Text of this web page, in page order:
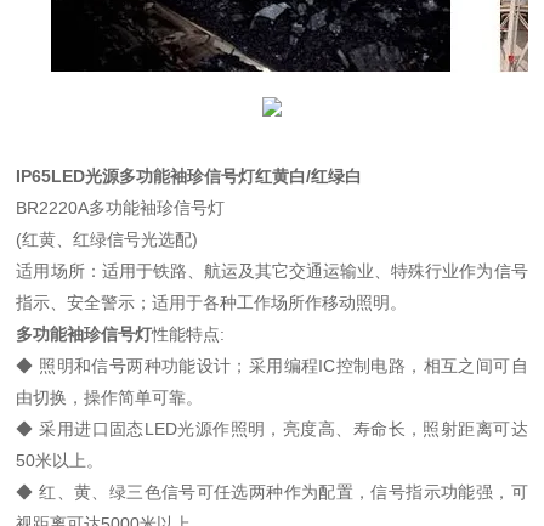
IP65LED光源多功能袖珍信号灯红黄白/红绿白
BR2220A多功能袖珍信号灯
(红黄、红绿信号光选配)
适用场所：适用于铁路、航运及其它交通运输业、特殊行业作为信号
指示、安全警示；适用于各种工作场所作移动照明。
多功能袖珍信号灯性能特点:
◆ 照明和信号两种功能设计；采用编程IC控制电路，相互之间可自
由切换，操作简单可靠。
◆ 采用进口固态LED光源作照明，亮度高、寿命长，照射距离可达
50米以上。
◆ 红、黄、绿三色信号可任选两种作为配置，信号指示功能强，可